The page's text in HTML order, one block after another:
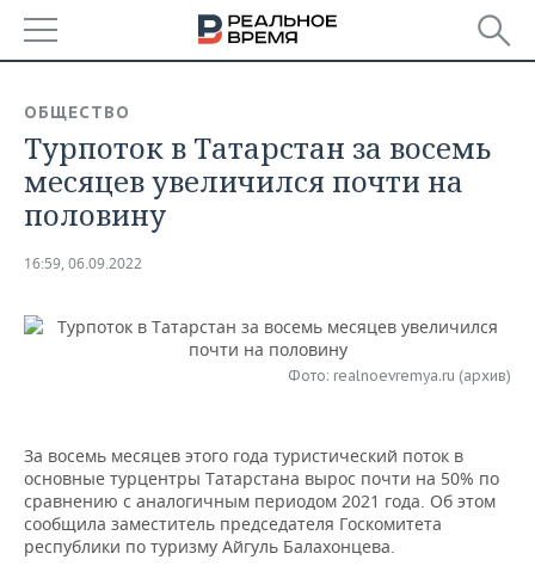
БАШКОРТОСТАН
ТАТАРСТАН
НОВОСТИ
АНАЛИТИКА
КОРОЛИ ГОСЗАКАЗА ПФО
КОМУ ПРИНАДЛЕЖАТ
ТОРГОВЫЕ ЦЕНТРЫ
ТАТАРСТАНА
БЮДЖЕТ
ИНВЕСТИЦИИ
МАШИНОСТРОЕНИЕ
НЕФТЕХИМИЯ
НОВОСТИ АВТО
БИЗНЕС
НОВОСТИ БИЗНЕСА
ТЕХНОЛОГИИ
ОБЩЕСТВО
Турпоток в Татарстан за восемь
месяцев увеличился почти на
половину
16:59, 06.09.2022
Фото: realnoevremya.ru (архив)
За восемь месяцев этого года туристический поток в
основные турцентры Татарстана вырос почти на 50% по
сравнению с аналогичным периодом 2021 года. Об этом
сообщила заместитель председателя Госкомитета
республики по туризму Айгуль Балахонцева.